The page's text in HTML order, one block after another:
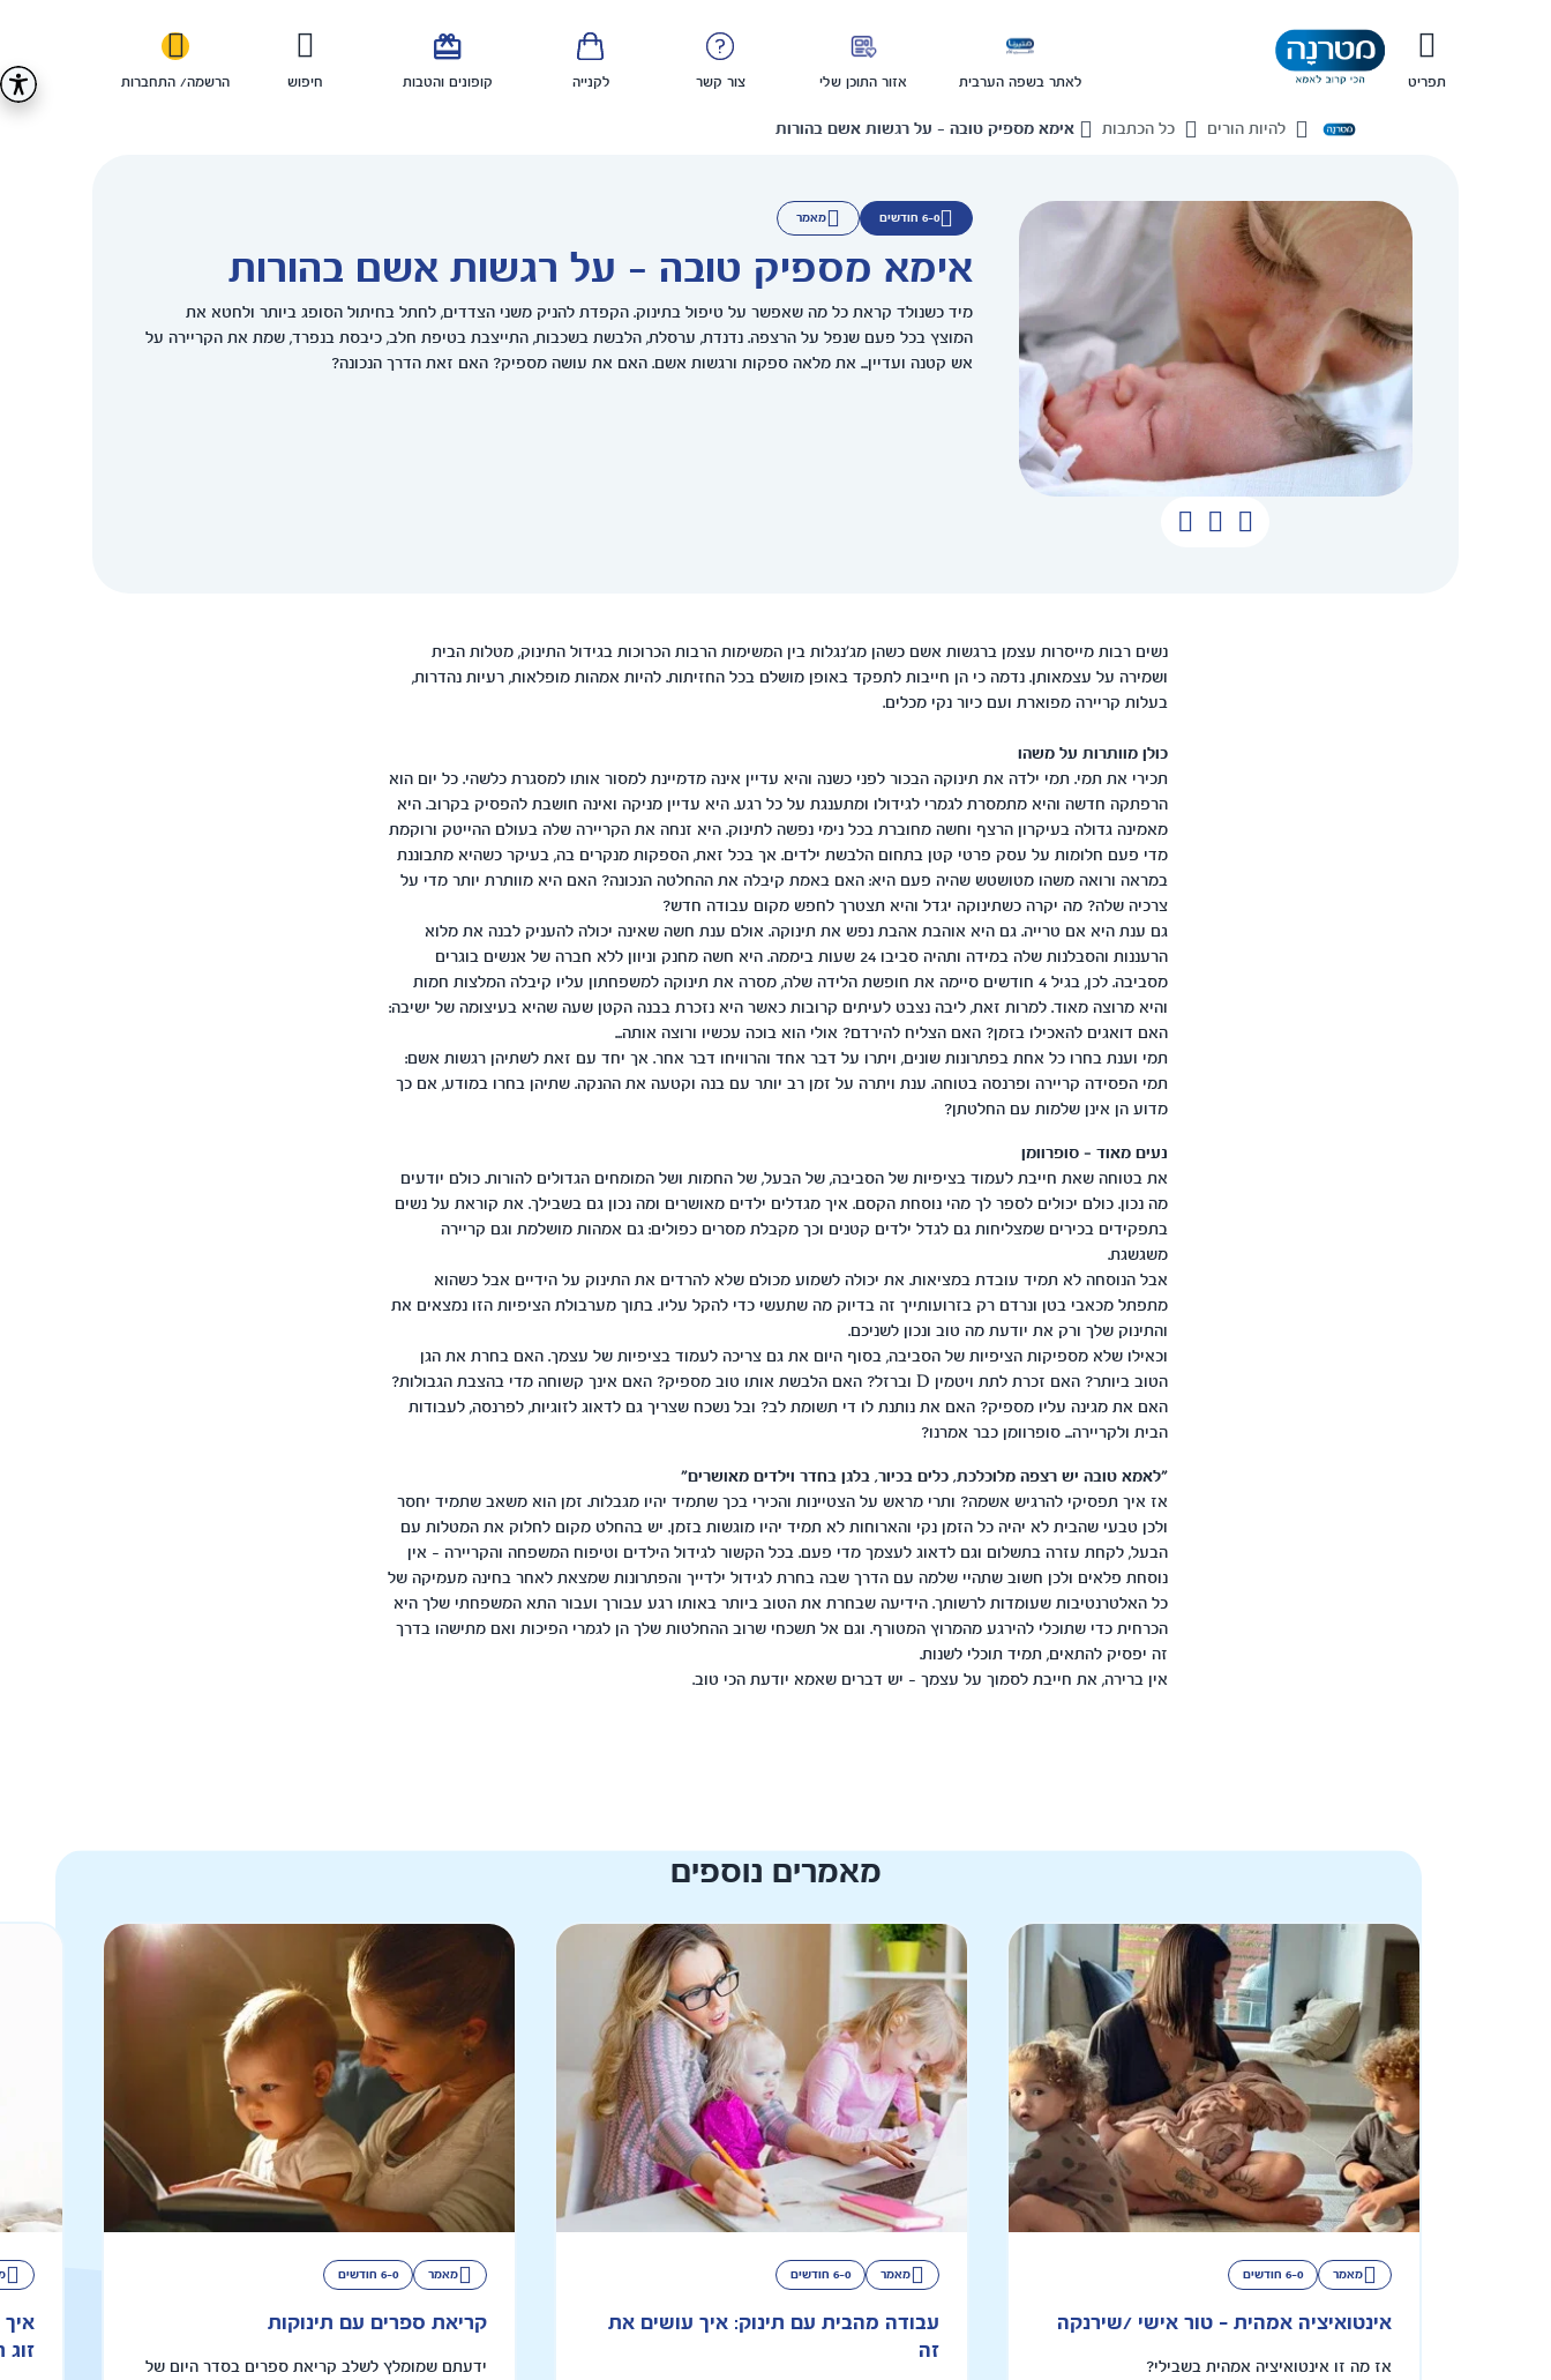
תפריט לאתר בשפה הערבית אזור התוכן שלי צור קשר לקנייה

קופונים והטבות חיפוש הרשמה/ התחברות
בית
להיות הורים כל הכתבות אימא מספיק טובה - על רגשות אשם בהורות
6-0 חודשים מאמר
אימא מספיק טובה - על רגשות אשם בהורות
מיד כשנולד קראת כל מה שאפשר על טיפול בתינוק. הקפדת להניק משני הצדדים, לחתל בחיתול הסופג ביותר ולחטא את
המוצץ בכל פעם שנפל על הרצפה. נדנדת, ערסלת, הלבשת בשכבות, התייצבת בטיפת חלב, כיבסת בנפרד, שמת את הקריירה על
אש קטנה ועדיין... את מלאה ספקות ורגשות אשם. האם את עושה מספיק? האם זאת הדרך הנכונה?
נשים רבות מייסרות עצמן ברגשות אשם כשהן מג'נגלות בין המשימות הרבות הכרוכות בגידול התינוק, מטלות הבית
ושמירה על עצמאותן. נדמה כי הן חייבות לתפקד באופן מושלם בכל החזיתות. להיות אמהות מופלאות, רעיות נהדרות,
בעלות קריירה מפוארת ועם כיור נקי מכלים.
כולן מוותרות על משהו
תכירי את תמי. תמי ילדה את תינוקה הבכור לפני כשנה והיא עדיין אינה מדמיינת למסור אותו למסגרת כלשהי. כל יום הוא
הרפתקה חדשה והיא מתמסרת לגמרי לגידולו ומתענגת על כל רגע. היא עדיין מניקה ואינה חושבת להפסיק בקרוב. היא
מאמינה גדולה בעיקרון הרצף וחשה מחוברת בכל נימי נפשה לתינוק. היא זנחה את הקריירה שלה בעולם ההייטק ורוקמת
מדי פעם חלומות על עסק פרטי קטן בתחום הלבשת ילדים. אך בכל זאת, הספקות מנקרים בה, בעיקר כשהיא מתבוננת
במראה ורואה משהו מטושטש שהיה פעם היא: האם באמת קיבלה את ההחלטה הנכונה? האם היא מוותרת יותר מדי על
צרכיה שלה? מה יקרה כשתינוקה יגדל והיא תצטרך לחפש מקום עבודה חדש?
גם ענת היא אם טרייה. גם היא אוהבת אהבת נפש את תינוקה. אולם ענת חשה שאינה יכולה להעניק לבנה את מלוא
הרעננות והסבלנות שלה במידה ותהיה סביבו 24 שעות ביממה. היא חשה מחנק וניוון ללא חברה של אנשים בוגרים
מסביבה. לכן, בגיל 4 חודשים סיימה את חופשת הלידה שלה, מסרה את תינוקה למשפחתון עליו קיבלה המלצות חמות
והיא מרוצה מאוד. למרות זאת, ליבה נצבט לעיתים קרובות כאשר היא נזכרת בבנה הקטן שעה שהיא בעיצומה של ישיבה:
האם דואגים להאכילו בזמן? האם הצליח להירדם? אולי הוא בוכה עכשיו ורוצה אותה...
תמי וענת בחרו כל אחת בפתרונות שונים, ויתרו על דבר אחד והרוויחו דבר אחר. אך יחד עם זאת לשתיהן רגשות אשם:
תמי הפסידה קריירה ופרנסה בטוחה. ענת ויתרה על זמן רב יותר עם בנה וקטעה את ההנקה. שתיהן בחרו במודע, אם כך
מדוע הן אינן שלמות עם החלטתן?
נעים מאוד – סופרוומן
את בטוחה שאת חייבת לעמוד בציפיות של הסביבה, של הבעל, של החמות ושל המומחים הגדולים להורות. כולם יודעים
מה נכון. כולם יכולים לספר לך מהי נוסחת הקסם. איך מגדלים ילדים מאושרים ומה נכון גם בשבילך. את קוראת על נשים
בתפקידים בכירים שמצליחות גם לגדל ילדים קטנים וכך מקבלת מסרים כפולים: גם אמהות מושלמת וגם קריירה
משגשגת.
אבל הנוסחה לא תמיד עובדת במציאות. את יכולה לשמוע מכולם שלא להרדים את התינוק על הידיים אבל כשהוא
מתפתל מכאבי בטן ונרדם רק בזרועותייך זה בדיוק מה שתעשי כדי להקל עליו. בתוך מערבולת הציפיות הזו נמצאים את
והתינוק שלך ורק את יודעת מה טוב ונכון לשניכם.
וכאילו שלא מספיקות הציפיות של הסביבה, בסוף היום את גם צריכה לעמוד בציפיות של עצמך. האם בחרת את הגן
הטוב ביותר? האם זכרת לתת ויטמין D וברזל? האם הלבשת אותו טוב מספיק? האם אינך קשוחה מדי בהצבת הגבולות?
האם את מגינה עליו מספיק? האם את נותנת לו די תשומת לב? ובל נשכח שצריך גם לדאוג לזוגיות, לפרנסה, לעבודות
הבית ולקריירה... סופרוומן כבר אמרנו?
"לאמא טובה יש רצפה מלוכלכת, כלים בכיור, בלגן בחדר וילדים מאושרים"
אז איך תפסיקי להרגיש אשמה? ותרי מראש על הצטיינות והכירי בכך שתמיד יהיו מגבלות. זמן הוא משאב שתמיד יחסר
ולכן טבעי שהבית לא יהיה כל הזמן נקי והארוחות לא תמיד יהיו מוגשות בזמן. יש בהחלט מקום לחלוק את המטלות עם
הבעל, לקחת עזרה בתשלום וגם לדאוג לעצמך מדי פעם. בכל הקשור לגידול הילדים וטיפוח המשפחה והקריירה - אין
נוסחת פלאים ולכן חשוב שתהיי שלמה עם הדרך שבה בחרת לגידול ילדייך והפתרונות שמצאת לאחר בחינה מעמיקה של
כל האלטרנטיבות שעומדות לרשותך. הידיעה שבחרת את הטוב ביותר באותו רגע עבורך ועבור התא המשפחתי שלך היא
הכרחית כדי שתוכלי להירגע מהמרוץ המטורף. וגם אל תשכחי שרוב ההחלטות שלך הן לגמרי הפיכות ואם מתישהו בדרך
זה יפסיק להתאים, תמיד תוכלי לשנות.
אין ברירה, את חייבת לסמוך על עצמך - יש דברים שאמא יודעת הכי טוב.
מאמרים נוספים
מאמר 6-0 חודשים
אינטואיציה אמהית - טור אישי /שירנקה
אז מה זו אינטואיציה אמהית בשבילי?
מאמר 6-0 חודשים
עבודה מהבית עם תינוק: איך עושים את
זה
מאמר 6-0 חודשים
קריאת ספרים עם תינוקות
ידעתם שמומלץ לשלב קריאת ספרים בסדר היום של
זוג